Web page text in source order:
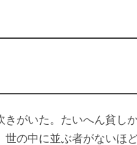
きがいた。たいへん貧しか
世の中に並ぶ者がないほ